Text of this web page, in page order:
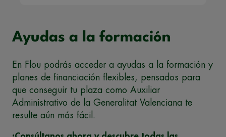
Ayudas a la formación
En Flou podrás acceder a ayudas a la formación y
planes de financiación flexibles, pensados para
que conseguir tu plaza como Auxiliar
Administrativo de la Generalitat Valenciana te
resulte aún más fácil.